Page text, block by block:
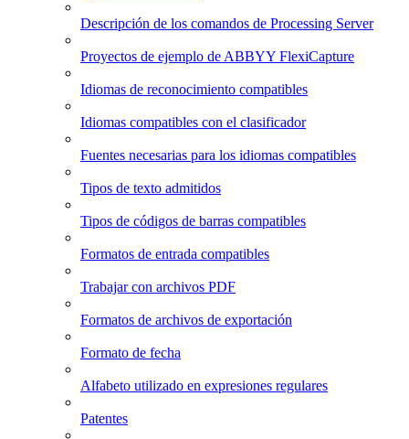
Descripción de los comandos de Processing Server
Proyectos de ejemplo de ABBYY FlexiCapture
Idiomas de reconocimiento compatibles
Idiomas compatibles con el clasificador
Fuentes necesarias para los idiomas compatibles
Tipos de texto admitidos
Tipos de códigos de barras compatibles
Formatos de entrada compatibles
Trabajar con archivos PDF
Formatos de archivos de exportación
Formato de fecha
Alfabeto utilizado en expresiones regulares
Patentes